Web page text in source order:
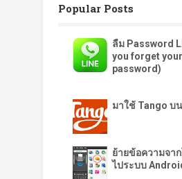
Popular Posts
ลืม Password
you forget your
password)
มาใช้ Tango บ
ย้ายข้อความจา
ไประบบ